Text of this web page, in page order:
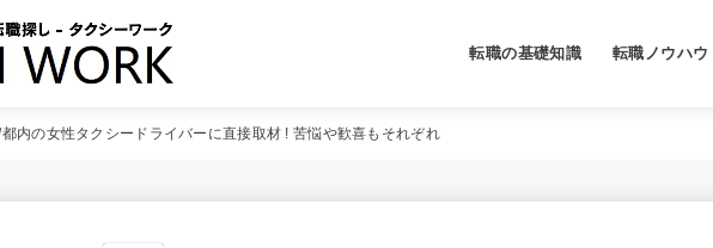
転職の基礎知識 転職ノウハウ
都内の女性タクシードライバーに直接取材 ! 苦悩や歓喜もそれぞれ